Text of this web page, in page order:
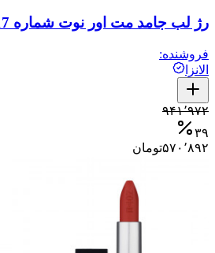
رژ لب جامد مت اور نوت شماره 17
فروشنده:
الانزا
۹۴۱٬۹۷۲
۳۹
۵۷۰٬۸۹۲تومان